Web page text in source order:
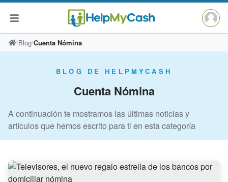
Saltar
al
Blog Cuenta Nómina
BLOG DE HELPMYCASH
Cuenta Nómina
A continuación te mostramos las últimas noticias y
artículos que hemos escrito para ti en esta categoría